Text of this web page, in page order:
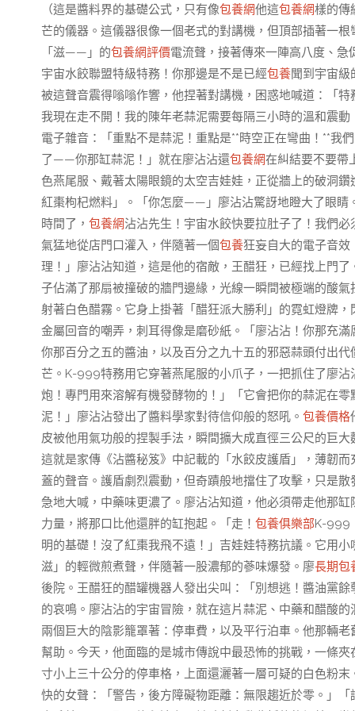
（這是醬料界的基礎公式，只有像包養網他這包養網樣的傳
芒的儀器。這儀器很像一個老式的對講機，但頂部插著一
「滋——」的包養網評價電流聲，接著傳來一陣高八度、
宇宙水餃聯盟特級特務！你那邊是不是已經包養聞到宇宙級
被這聲音震得嗡嗡作響，他捏著對講機，困惑地喊道：「
我現在走不開！我的陳年老蒜泥需要每隔三小時的溫和震
電子雜音：「重點不是蒜泥！重點是**時空正在彎曲！**我
了——你那缸蒜泥！」就在廖沾沾還包養網在糾結要不要帶
色燕尾服、戴著太陽眼鏡的太空吉娃娃，正從牆上的破洞
紅棗枸杞燃料」。「你怎麼——」廖沾沾驚訝地瞪大了眼
時間了， 包養網沾沾先生！宇宙水餃快要拉肚子了！我們
氣猛地從店門口灌入，伴隨著一個包養狂妄自大的電子音
理！」廖沾沾知道，這是他的宿敵，王醋狂，已經找上門
子佔滿了那扇被撞破的牆門邊緣，光線一瞬間被極端的酸
射著白色醋霧。它身上掛著「醋狂派大勝利」的霓虹燈牌
金屬回音的嘲弄，刺耳得像是磨砂紙。「廖沾沾！你那充
你那百分之五的醬油，以及百分之九十五的邪惡蒜頭付出
芒。K-999特務用它穿著燕尾服的小爪子，一把抓住了廖
炮！專門用來溶解有機發酵物的！」「它會把你的蒜泥在
泥！」廖沾沾發出了醬料學家對待信仰般的怒吼。 包養價格
皮被他用氣功般的捏製手法，瞬間擴大成直徑三公尺的巨
這就是家傳《沾醬秘笈》中記載的「水餃皮護盾」，薄韌
蓋的聲音。護盾劇烈震動，但奇蹟般地擋住了攻擊，只是
急地大喊，中藥味更濃了。廖沾沾知道，他必須帶走他那
力量，將那口比他還胖的缸抱起。「走！ 包養俱樂部K-999
明的基礎！沒了紅棗我飛不遠！」吉娃娃特務抗議。它用
滋」的輕微煎煮聲，伴隨著一股濃郁的蔘味爆發。廖長期包
後院。王醋狂的醋罐機器人發出尖叫：「別想逃！醬油黨
的哀鳴。廖沾沾的宇宙冒險，就在這片蒜泥、中藥和醋酸
兩個巨大的陰影籠罩著：停車費，以及平行泊車。他那輛
幫助。今天，他面臨的是城市傳說中最恐怖的挑戰，一條
寸小上三十公分的停車格，上面還灑著一層可疑的白色粉
快的女聲：「警告，後方障礙物距離：無限趨近於零。」